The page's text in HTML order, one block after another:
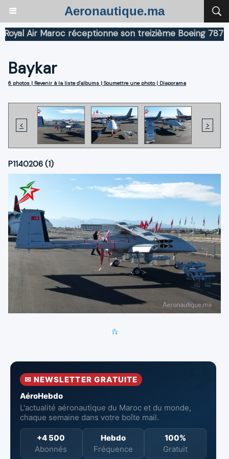
Aeronautique.ma
Air Maroc réceptionne son treizième Boeing 787
Baykar
6 photos | Revenir à la liste d'albums | Soumettre une photo | Diaporama
< >
P1140206 (1)
✉ NEWSLETTER GRATUITE
AéroHebdo
L'actualité aéronautique du Maroc et du monde,
chaque semaine dans votre boîte mail.
+4 500
Abonnés
Hebdo
Fréquence
100%
Gratuit